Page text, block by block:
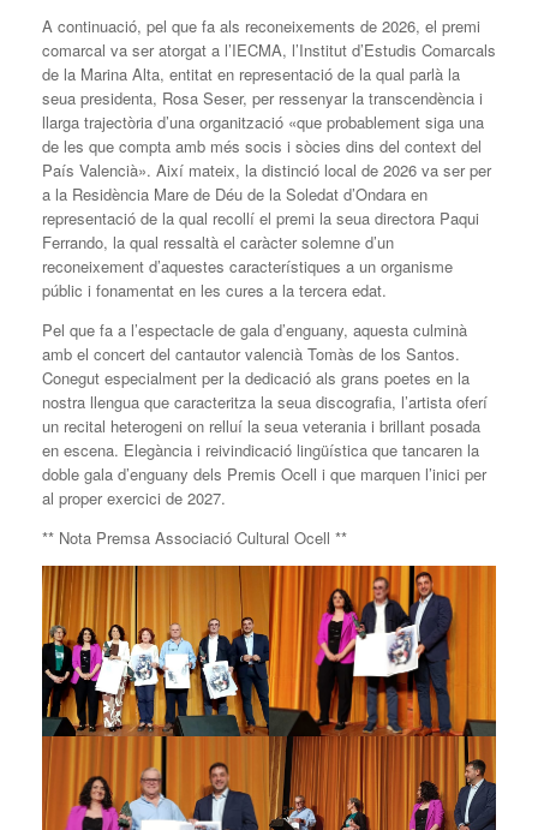
A continuació, pel que fa als reconeixements de 2026, el premi
comarcal va ser atorgat a l’IECMA, l’Institut d’Estudis Comarcals
de la Marina Alta, entitat en representació de la qual parlà la
seua presidenta, Rosa Seser, per ressenyar la transcendència i
llarga trajectòria d’una organització «que probablement siga una
de les que compta amb més socis i sòcies dins del context del
País Valencià». Així mateix, la distinció local de 2026 va ser per
a la Residència Mare de Déu de la Soledat d’Ondara en
representació de la qual recollí el premi la seua directora Paqui
Ferrando, la qual ressaltà el caràcter solemne d’un
reconeixement d’aquestes característiques a un organisme
públic i fonamentat en les cures a la tercera edat.
Pel que fa a l’espectacle de gala d’enguany, aquesta culminà
amb el concert del cantautor valencià Tomàs de los Santos.
Conegut especialment per la dedicació als grans poetes en la
nostra llengua que caracteritza la seua discografia, l’artista oferí
un recital heterogeni on relluí la seua veterania i brillant posada
en escena. Elegància i reivindicació lingüística que tancaren la
doble gala d’enguany dels Premis Ocell i que marquen l’inici per
al proper exercici de 2027.
** Nota Premsa Associació Cultural Ocell **